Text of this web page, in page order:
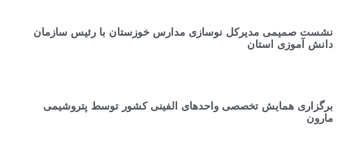
نشست صمیمی مدیرکل نوسازی مدارس خوزستان با رئیس سازمان
دانش آموزی استان
برگزاری همایش تخصصی واحدهای الفینی کشور توسط پتروشیمی
مارون